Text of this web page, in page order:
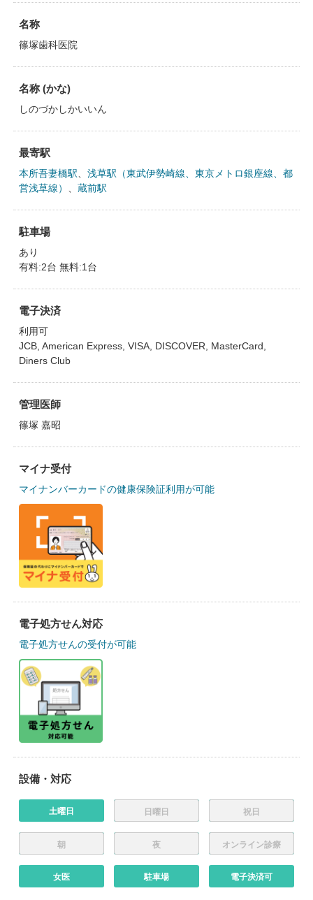
名称
篠塚歯科医院
名称 (かな)
しのづかしかいいん
最寄駅
本所吾妻橋駅
浅草駅（東武伊勢崎線、東京メトロ銀座線、都
営浅草線）
蔵前駅
駐車場
あり
有料:2台 無料:1台
電子決済
利用可
JCB, American Express, VISA, DISCOVER, MasterCard,
Diners Club
管理医師
篠塚 嘉昭
マイナ受付
マイナンバーカードの健康保険証利用が可能
電子処方せん対応
電子処方せんの受付が可能
設備・対応
土曜日 日曜日 祝日
朝 夜 オンライン診療
女医 駐車場 電子決済可